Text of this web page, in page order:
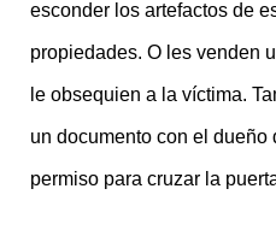
esconder los artefactos de
propiedades. O les venden
le obsequien a la víctima.
un documento con el dueño
permiso para cruzar la